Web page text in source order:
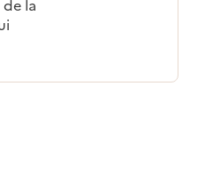
la